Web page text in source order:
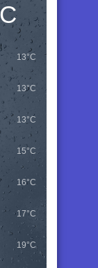
13°C
13°C
13°C
15°C
16°C
17°C
19°C